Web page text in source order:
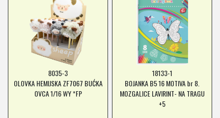
8035-3
OLOVKA HEMIJSKA ZF7067 BUĆKA
OVCA 1/16 WY *FP
18133-1
BOJANKA B5 16 MOTIVA br 8.
MOZGALICE LAVIRINT- NA TRAGU
+5